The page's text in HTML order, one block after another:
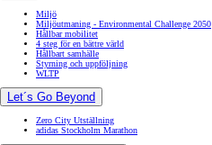
Miljö
Miljöutmaning - Environmental Challenge 2050
Hållbar mobilitet
4 steg för en bättre värld
Hållbart samhälle
Styrning och uppföljning
WLTP
Let´s Go Beyond
Zero City Utställning
adidas Stockholm Marathon